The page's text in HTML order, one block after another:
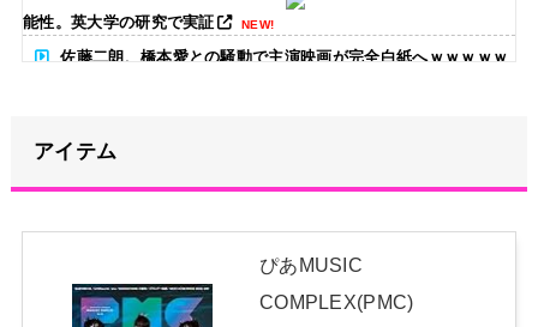
能性。英大学の研究で実証 NEW!
佐藤二朗、橋本愛との騒動で主演映画が完全白紙へｗｗｗｗｗ
【朗報】AKB48 ロッテとコラボ決定！！
アイテム
ぴあMUSIC
COMPLEX(PMC)